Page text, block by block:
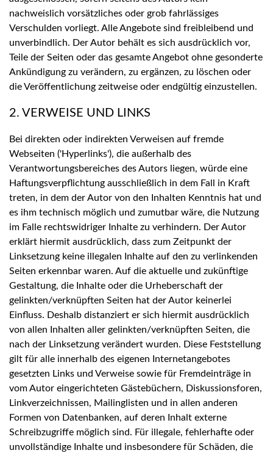
nachweislich vorsätzliches oder grob fahrlässiges
Verschulden vorliegt. Alle Angebote sind freibleibend und
unverbindlich. Der Autor behält es sich ausdrücklich vor,
Teile der Seiten oder das gesamte Angebot ohne gesonderte
Ankündigung zu verändern, zu ergänzen, zu löschen oder
die Veröffentlichung zeitweise oder endgültig einzustellen.
2. VERWEISE UND LINKS
Bei direkten oder indirekten Verweisen auf fremde
Webseiten ('Hyperlinks'), die außerhalb des
Verantwortungsbereiches des Autors liegen, würde eine
Haftungsverpflichtung ausschließlich in dem Fall in Kraft
treten, in dem der Autor von den Inhalten Kenntnis hat und
es ihm technisch möglich und zumutbar wäre, die Nutzung
im Falle rechtswidriger Inhalte zu verhindern. Der Autor
erklärt hiermit ausdrücklich, dass zum Zeitpunkt der
Linksetzung keine illegalen Inhalte auf den zu verlinkenden
Seiten erkennbar waren. Auf die aktuelle und zukünftige
Gestaltung, die Inhalte oder die Urheberschaft der
gelinkten/verknüpften Seiten hat der Autor keinerlei
Einfluss. Deshalb distanziert er sich hiermit ausdrücklich
von allen Inhalten aller gelinkten/verknüpften Seiten, die
nach der Linksetzung verändert wurden. Diese Feststellung
gilt für alle innerhalb des eigenen Internetangebotes
gesetzten Links und Verweise sowie für Fremdeinträge in
vom Autor eingerichteten Gästebüchern, Diskussionsforen,
Linkverzeichnissen, Mailinglisten und in allen anderen
Formen von Datenbanken, auf deren Inhalt externe
Schreibzugriffe möglich sind. Für illegale, fehlerhafte oder
unvollständige Inhalte und insbesondere für Schäden, die